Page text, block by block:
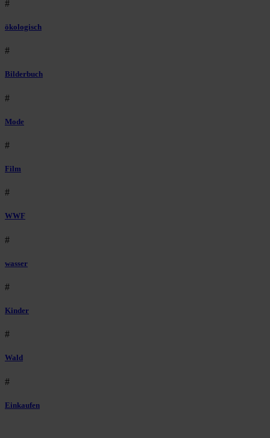
#
ökologisch
#
Bilderbuch
#
Mode
#
Film
#
WWF
#
wasser
#
Kinder
#
Wald
#
Einkaufen